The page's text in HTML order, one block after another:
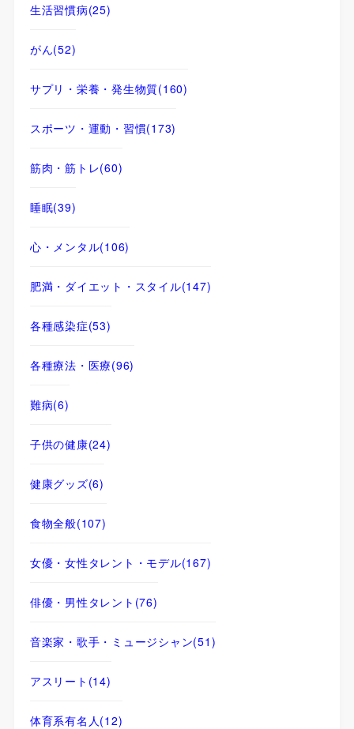
生活習慣病(25)
がん(52)
サプリ・栄養・発生物質(160)
スポーツ・運動・習慣(173)
筋肉・筋トレ(60)
睡眠(39)
心・メンタル(106)
肥満・ダイエット・スタイル(147)
各種感染症(53)
各種療法・医療(96)
難病(6)
子供の健康(24)
健康グッズ(6)
食物全般(107)
女優・女性タレント・モデル(167)
俳優・男性タレント (76)
音楽家・歌手・ミュージシャン(51)
アスリート (14)
体育系有名人 (12)